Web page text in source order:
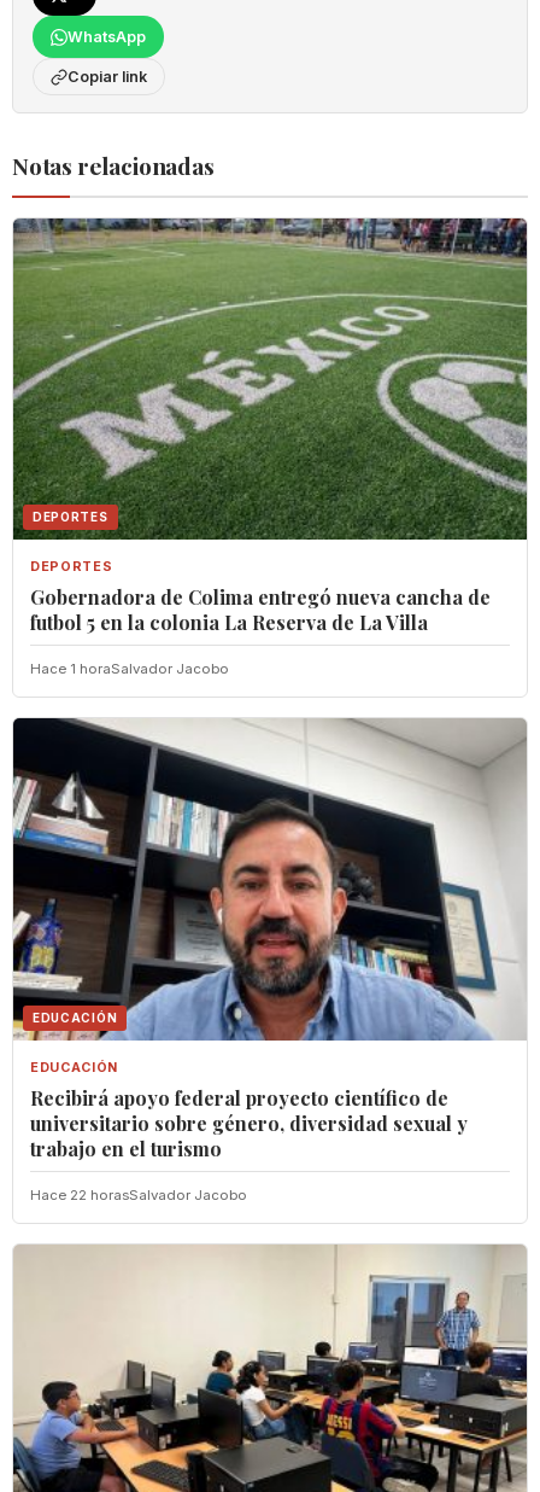
WhatsApp
Copiar link
Notas relacionadas
DEPORTES
DEPORTES
Gobernadora de Colima entregó nueva cancha de
futbol 5 en la colonia La Reserva de La Villa
Hace 1 horaSalvador Jacobo
EDUCACIÓN
EDUCACIÓN
Recibirá apoyo federal proyecto científico de
universitario sobre género, diversidad sexual y
trabajo en el turismo
Hace 22 horasSalvador Jacobo